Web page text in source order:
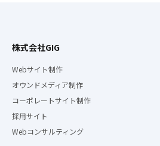
株式会社GIG
Webサイト制作
オウンドメディア制作
コーポレートサイト制作
採用サイト
Webコンサルティング